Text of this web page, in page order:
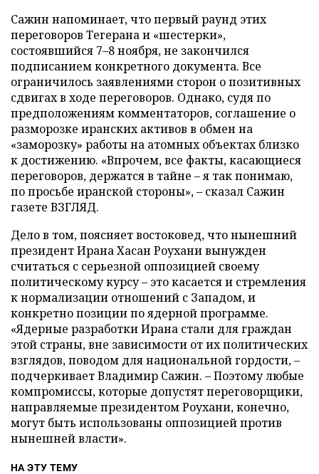
Сажин напоминает, что первый раунд этих
переговоров Тегерана и «шестерки»,
состоявшийся 7–8 ноября, не закончился
подписанием конкретного документа. Все
ограничилось заявлениями сторон о позитивных
сдвигах в ходе переговоров. Однако, судя по
предположениям комментаторов, соглашение о
разморозке иранских активов в обмен на
«заморозку» работы на атомных объектах близко
к достижению. «Впрочем, все факты, касающиеся
переговоров, держатся в тайне – я так понимаю,
по просьбе иранской стороны», – сказал Сажин
газете ВЗГЛЯД.
Дело в том, поясняет востоковед, что нынешний
президент Ирана Хасан Роухани вынужден
считаться с серьезной оппозицией своему
политическому курсу – это касается и стремления
к нормализации отношений с Западом, и
конкретно позиции по ядерной программе.
«Ядерные разработки Ирана стали для граждан
этой страны, вне зависимости от их политических
взглядов, поводом для национальной гордости, –
подчеркивает Владимир Сажин. – Поэтому любые
компромиссы, которые допустят переговорщики,
направляемые президентом Роухани, конечно,
могут быть использованы оппозицией против
нынешней власти».
НА ЭТУ ТЕМУ